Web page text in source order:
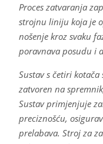
Proces zatvaranja
strojnu liniju koja je
nošenje kroz svaku
poravnava posudu i
Sustav s četiri
zatvoren na
Sustav primjenjuje
preciznošću,
prelabava. Stroj za